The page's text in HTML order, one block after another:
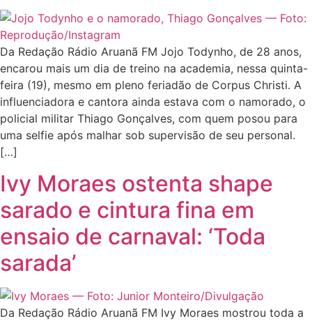
Da Redação Rádio Aruanã FM Jojo Todynho, de 28 anos,
encarou mais um dia de treino na academia, nessa quinta-
feira (19), mesmo em pleno feriadão de Corpus Christi. A
influenciadora e cantora ainda estava com o namorado, o
policial militar Thiago Gonçalves, com quem posou para
uma selfie após malhar sob supervisão de seu personal.
[…]
Ivy Moraes ostenta shape
sarado e cintura fina em
ensaio de carnaval: ‘Toda
sarada’
Da Redação Rádio Aruanã FM Ivy Moraes mostrou toda a